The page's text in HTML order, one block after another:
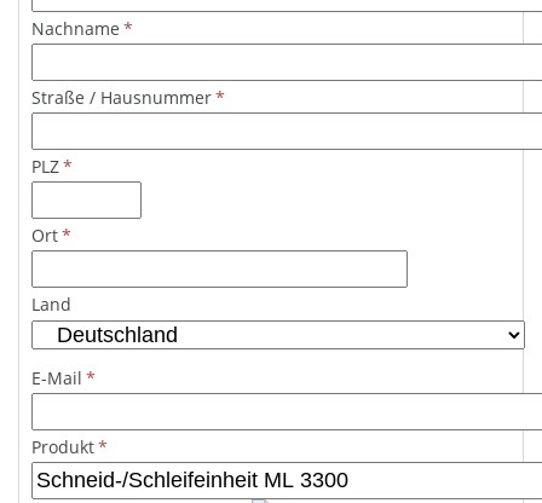
Nachname *
Straße / Hausnummer*
PLZ*
Ort*
Land
E-Mail *
Produkt*